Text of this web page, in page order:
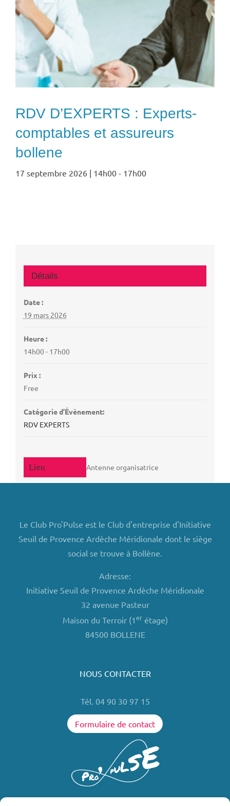
RDV D’EXPERTS : Experts-
comptables et assureurs
bollene
17 septembre 2026 | 14h00 - 17h00
Détails
Date :
19 mars 2026
Heure :
14h00 - 17h00
Prix :
Free
Catégorie d’Évènement:
RDV EXPERTS
Antenne organisatrice
Le Club Pro'Pulse est le Club d'entreprise d'Initiative
Seuil de Provence Ardèche Méridionale dont le siège
social se trouve à Bollène.
Adresse:
Initiative Seuil de Provence Ardèche Méridionale
32 avenue Pasteur
Maison du Terroir (1erétage)
84500 BOLLENE
NOUS CONTACTER
Tél. 04 90 30 97 15
Formulaire de contact